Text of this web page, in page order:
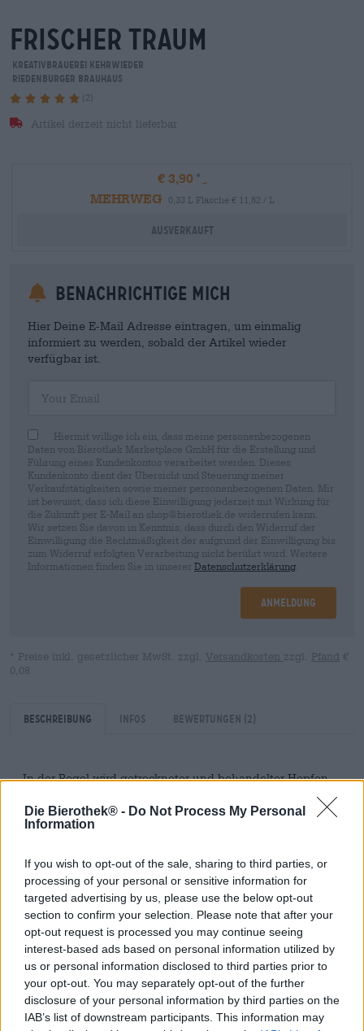
Die Bierothek® - Do Not Process My Personal
Information
If you wish to opt-out of the sale, sharing to third parties, or
processing of your personal or sensitive information for
targeted advertising by us, please use the below opt-out
section to confirm your selection. Please note that after your
opt-out request is processed you may continue seeing
interest-based ads based on personal information utilized by
us or personal information disclosed to third parties prior to
your opt-out. You may separately opt-out of the further
disclosure of your personal information by third parties on the
IAB’s list of downstream participants. This information may
frischer traum
Kreativbrauerei Kehrwieder
Riedenburger Brauhaus
(2)
Artikel derzeit nicht lieferbar
€ 3,90
MEHRWEG
0,33 L Flasche € 11,82 / L
Ausverkauft
Benachrichtige mich
Hier Deine E-Mail Adresse eintragen, um einmalig
informiert zu werden, sobald der Artikel wieder
verfügbar ist.
Hiermit willige ich ein, dass meine personenbezogenen
Daten von Bierothek Marketplace GmbH für die Erstellung und
Führung eines Kundenkontos verarbeitet werden. Dieses
Kundenkonto dient der Übersicht und Steuerung meiner
Verkaufstätigkeiten sowie meiner personenbezogenen Daten. Mir
ist bewusst, dass ich diese Einwilligung jederzeit mit Wirkung für
die Zukunft per E-Mail an shop@bierothek.de widerrufen kann.
Wir setzen Sie davon in Kenntnis, dass durch den Widerruf der
Einwilligung die Rechtmäßigkeit der aufgrund der Einwilligung bis
zum Widerruf erfolgten Verarbeitung nicht berührt wird. Weitere
Informationen finden Sie in unserer Datenschutzerklärung
Anmeldung
* Preise inkl. gesetzlicher MwSt. zzgl. Versandkosten zzgl. Pfand €
0,08
Beschreibung Infos Bewertungen (2)
In der Regel wird getrockneter und behandelter Hopfen
Hopfenpellets oder Extrakte. Das frische Produkt zu
verwenden ist im kommerziellen Braugewerbe
sich zwei Brauereien zusammengetan, um genau das zu
tun! Das Riedenburger Brauhaus und die Brauerei
Kehrwieder haben ihre Kräfte vereint und ein
ausgezeichnetes Bier mit frischem Hopfen gebraut.
Unser Biersommelier Marco Liebig hat das Bier für Euch
getestet und kann folgendes berichten:
Frischer Traum präsentiert sich goldfarben und glanzfein
im Glas und wird von einem feinen Schaum bekrönt. Ein
würziger Duft von frisch getrocknetem Heu, spritziger